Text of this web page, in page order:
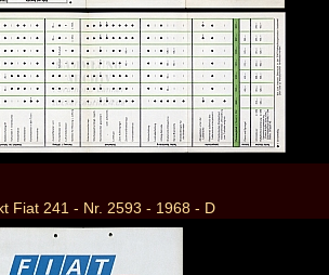
Fiat 241 - Nr. 2593 - 1968 - D